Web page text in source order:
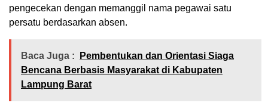
pengecekan dengan memanggil nama pegawai satu
persatu berdasarkan absen.
Baca Juga :
Pembentukan dan Orientasi Siaga
Bencana Berbasis Masyarakat di Kabupaten
Lampung Barat